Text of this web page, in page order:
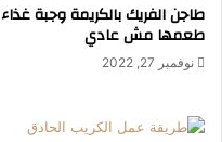
طاجن الفريك بالكريمة وجبة غذاء
طعمها مش عادي
نوفمبر 27, 2022